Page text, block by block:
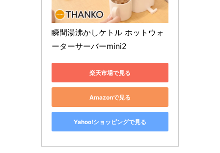
瞬間湯沸かしケトル ホットウォ
ーターサーバーmini2
楽天市場で見る
Amazonで見る
Yahoo!ショッピングで見る